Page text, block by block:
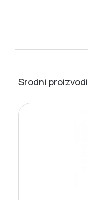
Srodni proizvodi